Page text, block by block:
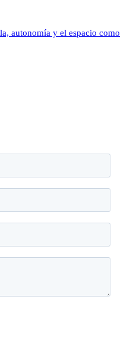
autonomía y el espacio como